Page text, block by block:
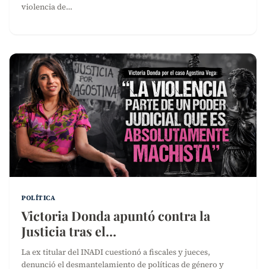
violencia de…
POLÍTICA
Victoria Donda apuntó contra la
Justicia tras el…
La ex titular del INADI cuestionó a fiscales y jueces,
denunció el desmantelamiento de políticas de género y